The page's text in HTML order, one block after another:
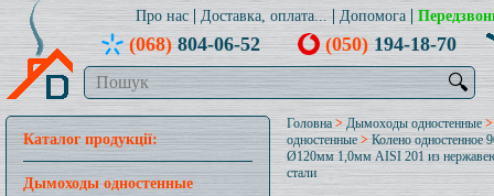
Про нас Доставка, оплата... Допомога
(068)804-06-52 (050)194-18-70
🔍
Каталог продукції:
Дымоходы одностенные
Головна > Дымоходы одностенные
одностенные >Колено одностенное
Ø120мм 1,0мм AISI 201 из
стали